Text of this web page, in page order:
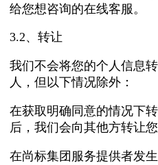
给您想咨询的在线客服。
3.2、转让
我们不会将您的个人信息
人，但以下情况除外：
在获取明确同意的情况下
后，我们会向其他方转让
在尚标集团服务提供者发